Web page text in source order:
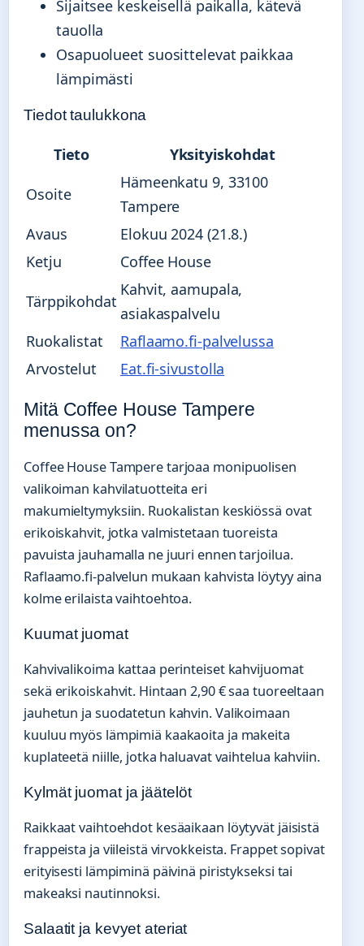
Sijaitsee keskeisellä paikalla, kätevä
tauolla
Osapuolueet suosittelevat paikkaa
lämpimästi
Tiedot taulukkona
Tieto Yksityiskohdat
Osoite
Hämeenkatu 9, 33100
Tampere
Avaus
Elokuu 2024 (21.8.)
Ketju
Coffee House
Tärppikohdat
Kahvit, aamupala,
asiakaspalvelu
Ruokalistat
Raflaamo.fi-palvelussa
Arvostelut
Eat.fi-sivustolla
Mitä Coffee House Tampere
menussa on?
Coffee House Tampere tarjoaa monipuolisen
valikoiman kahvilatuotteita eri
makumieltymyksiin. Ruokalistan keskiössä ovat
erikoiskahvit, jotka valmistetaan tuoreista
pavuista jauhamalla ne juuri ennen tarjoilua.
Raflaamo.fi-palvelun mukaan kahvista löytyy aina
kolme erilaista vaihtoehtoa.
Kuumat juomat
Kahvivalikoima kattaa perinteiset kahvijuomat
sekä erikoiskahvit. Hintaan 2,90 € saa tuoreeltaan
jauhetun ja suodatetun kahvin. Valikoimaan
kuuluu myös lämpimiä kaakaoita ja makeita
kuplateetä niille, jotka haluavat vaihtelua kahviin.
Kylmät juomat ja jäätelöt
Raikkaat vaihtoehdot kesäaikaan löytyvät jäisistä
frappeista ja viileistä virvokkeista. Frappet sopivat
erityisesti lämpiminä päivinä piristykseksi tai
makeaksi nautinnoksi.
Salaatit ja kevyet ateriat